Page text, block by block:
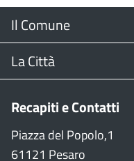
Menu
Footer
Il Comune
Il Sindaco
Consiglio Comunale
La Città
Stradario
Recapiti e Contatti
Piazza del Popolo,1
61121 Pesaro